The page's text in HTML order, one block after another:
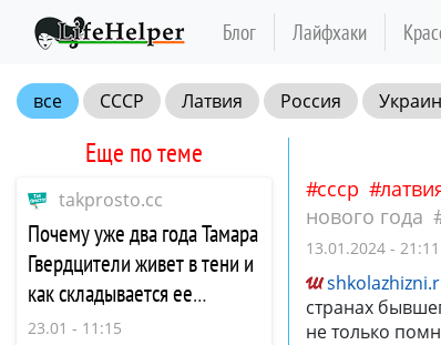
Блог Лайфхаки
все СССР Латвия Россия
юлианский календарь
Старый Новый год
Еще по теме
takprosto.cc
Почему уже два года Тамара
Гвердцители живет в тени и
как складывается ее
карьера сейчас
23.01 - 11:15
ссср
нового года
13.01.2024 - 21:11
странах
не только